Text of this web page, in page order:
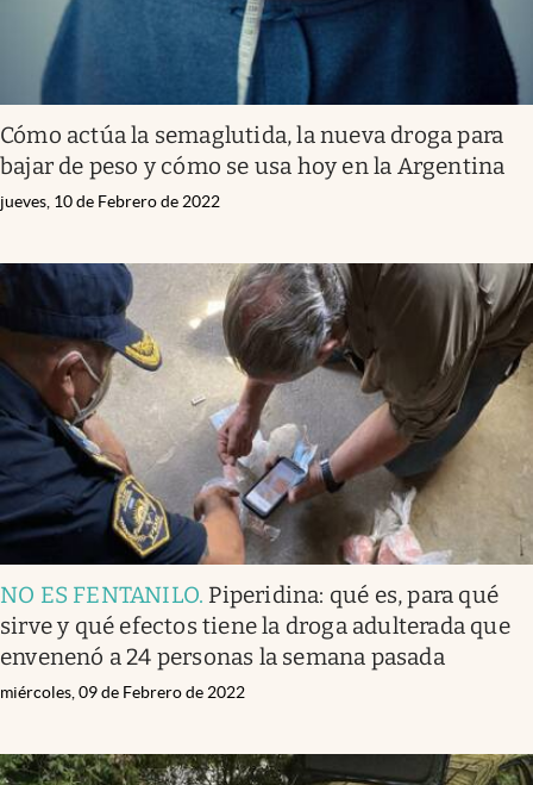
Cómo actúa la semaglutida, la nueva droga para
bajar de peso y cómo se usa hoy en la Argentina
jueves, 10 de Febrero de 2022
NO ES FENTANILO. Piperidina: qué es, para qué
sirve y qué efectos tiene la droga adulterada que
envenenó a 24 personas la semana pasada
miércoles, 09 de Febrero de 2022